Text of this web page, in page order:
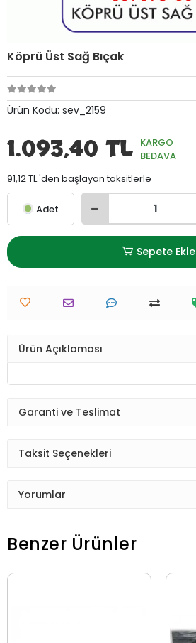
Köprü Üst Sağ Bıçak
Ürün Kodu: sev_2159
1.093,40 TL KARGO
BEDAVA
91,12 TL 'den başlayan taksitlerle
Adet
Sepete Ekle
Ürün Açıklaması
Garanti ve Teslimat
Taksit Seçenekleri
Yorumlar
Benzer Ürünler